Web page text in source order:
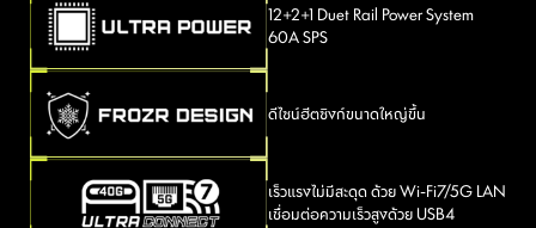
12+2+1 Duet Rail Power System
60A SPS
ดีไซน์ฮีตซิงก์ขนาดใหญ่ขึ้น
เร็วแรงไม่มีสะดุด ด้วย Wi-Fi7/5G LAN
เชื่อมต่อความเร็วสูงด้วย USB4